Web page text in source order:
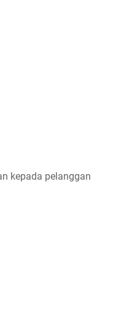
kepada pelanggan